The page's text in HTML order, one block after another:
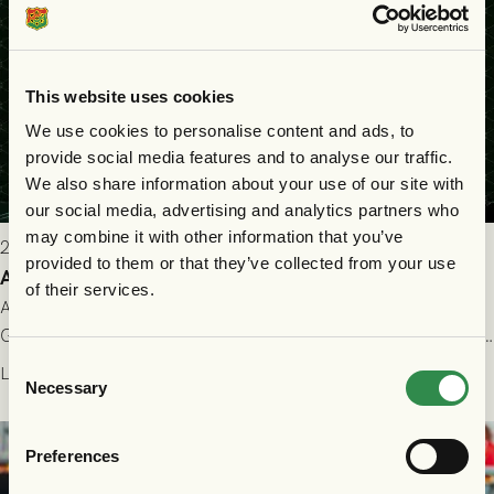
This website uses cookies
We use cookies to personalise content and ads, to
provide social media features and to analyse our traffic.
We also share information about your use of our site with
our social media, advertising and analytics partners who
may combine it with other information that you’ve
provided to them or that they’ve collected from your use
of their services.
Selection
Necessary
Preferences
2026-07-22 9:00
Allt du behöver veta inför GAIS - FC Nordsjælland
All evenemangsinformation du kan behöva inför ditt besök på
Gamla Ullevi och matchen mellan GAIS och FC Nordsjælland i
kvalet till Conference League! Avspark kl 19.00 på torsdag
23/7.
Läs mer